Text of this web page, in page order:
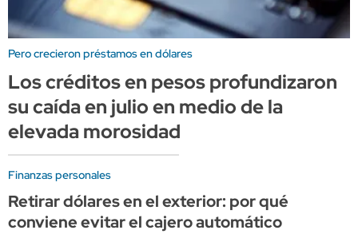
Pero crecieron préstamos en dólares
Los créditos en pesos profundizaron
su caída en julio en medio de la
elevada morosidad
Finanzas personales
Retirar dólares en el exterior: por qué
conviene evitar el cajero automático